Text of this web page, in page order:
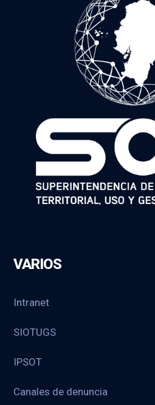
VARIOS
Intranet
SIOTUGS
IPSOT
Canales de denuncia